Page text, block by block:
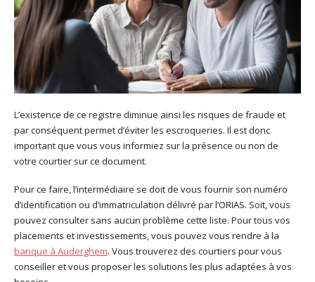
L’existence de ce registre diminue ainsi les risques de fraude et
par conséquent permet d’éviter les escroqueries. Il est donc
important que vous vous informiez sur la présence ou non de
votre courtier sur ce document.
Pour ce faire, l’intermédiaire se doit de vous fournir son numéro
d’identification ou d’immatriculation délivré par l’ORIAS. Soit, vous
pouvez consulter sans aucun problème cette liste. Pour tous vos
placements et investissements, vous pouvez vous rendre à la
banque à Auderghem. Vous trouverez des courtiers pour vous
conseiller et vous proposer les solutions les plus adaptées à vos